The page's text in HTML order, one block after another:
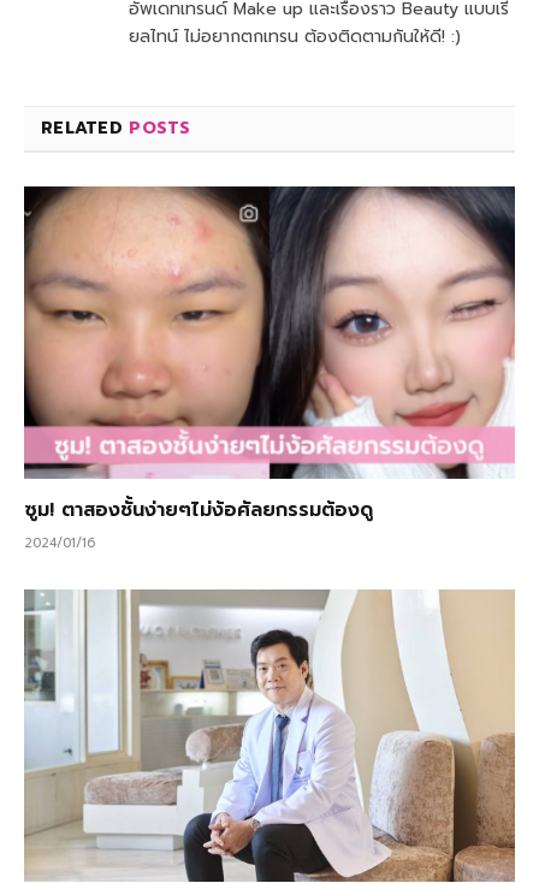
อัพเดทเทรนด์ Make up และเรื่องราว Beauty แบบเรี
ยลไทน์ ไม่อยากตกเทรน ต้องติดตามกันให้ดี! :)
RELATED POSTS
ซูม! ตาสองชั้นง่ายๆไม่ง้อศัลยกรรมต้องดู
2024/01/16